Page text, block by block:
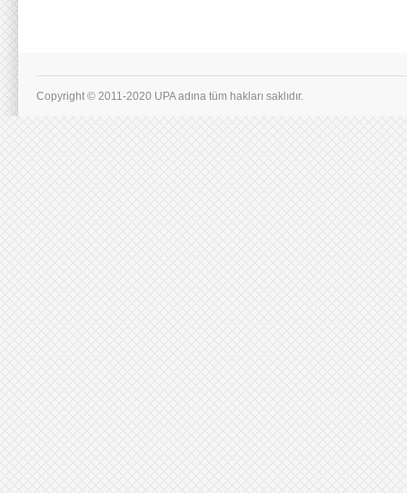
Copyright © 2011-2020 UPA adına tüm hakları saklıdır.